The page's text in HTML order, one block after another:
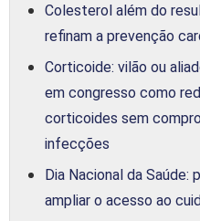
Colesterol além do
refinam a prevenção
Corticoide: vilão ou
em congresso como
corticoides sem
infecções
Dia Nacional da Saúde:
ampliar o acesso ao